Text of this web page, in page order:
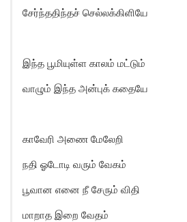
சேர்ந்ததிந்தச் செல்லக்கிளியே
இந்த பூமியுள்ள காலம் மட்டும்
வாழும் இந்த அன்புக் கதையே
காவேரி அணை மேலேறி
நதி ஓடோடி வரும் வேகம்
பூவான எனை நீ சேரும் விதி
மாறாத இறை வேதம்